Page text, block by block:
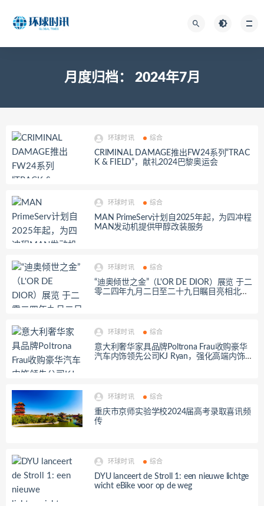
月度归档： 2024年7月
环球时讯 综合
CRIMINAL DAMAGE推出FW24系列“TRAC
K & FIELD”，献礼2024巴黎奥运会
环球时讯 综合
MAN PrimeServ计划自2025年起，为四冲程
MAN发动机提供甲醇改装服务
环球时讯 综合
“迪奥倾世之金”（L'OR DE DIOR）展览 于二
零二四年九月二日至二十九日瞩目亮相北京
环球时讯 综合
意大利奢华家具品牌Poltrona Frau收购豪华
汽车内饰领先公司KJ Ryan，强化高端内饰
环球时讯 综合
重庆市京师实验学校2024届高考录取喜讯频
传
环球时讯 综合
DYU lanceert de Stroll 1: een nieuwe lichtge
wicht eBike voor op de weg